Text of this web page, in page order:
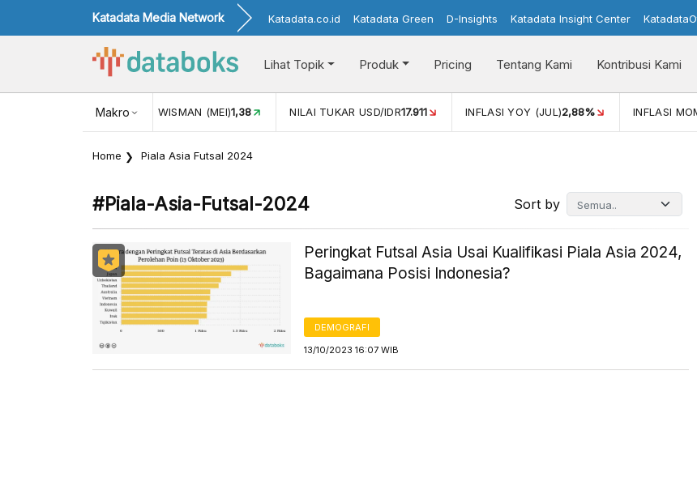
Katadata Media Network Katadata.co.id Katadata Green D-Insights Katadata Insight Center
Lihat Topik Produk Pricing Tentang Kami Kontribusi Kami
Makro
KUNJUNGAN WISMAN (MEI)1,38 NILAI TUKAR USD/IDR17.911 INFLASI YOY (JUL)2,88% INFLASI
Home Piala Asia Futsal 2024
#piala-Asia-Futsal-2024 Sort by
Peringkat Futsal Asia Usai Kualifikasi Piala Asia 2024,
Bagaimana Posisi Indonesia?
DEMOGRAFI
13/10/2023 16:07 WIB